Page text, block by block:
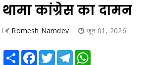
थामा कांग्रेस का दामन
Romesh Namdev जून 01, 2026
Share Facebook
TwitterTelegram